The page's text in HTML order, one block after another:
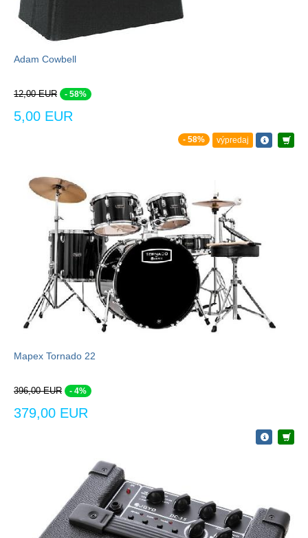
Adam Cowbell
12,00 EUR - 58%
5,00 EUR
- 58% výpredaj
Mapex Tornado 22
396,00 EUR - 4%
379,00 EUR